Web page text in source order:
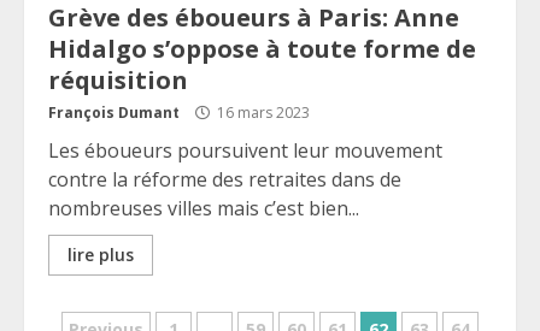
Grève des éboueurs à Paris: Anne
Hidalgo s’oppose à toute forme de
réquisition
François Dumant 16 mars 2023
Les éboueurs poursuivent leur mouvement
contre la réforme des retraites dans de
nombreuses villes mais c’est bien...
lire plus